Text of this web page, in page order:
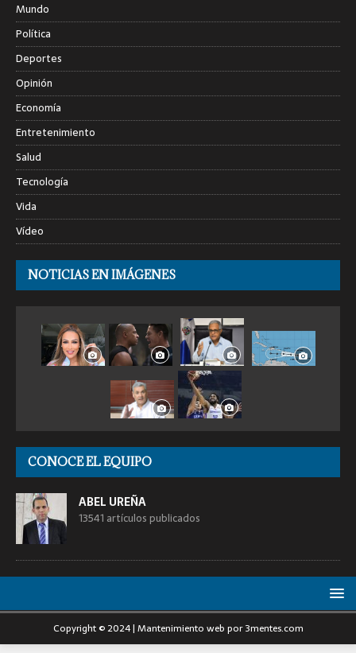
Mundo
Política
Deportes
Opinión
Economía
Entretenimiento
Salud
Tecnología
Vida
Vídeo
NOTICIAS EN IMÁGENES
CONOCE EL EQUIPO
ABEL UREÑA
13541 artículos publicados
Copyright © 2024 | Mantenimiento web por 3mentes.com